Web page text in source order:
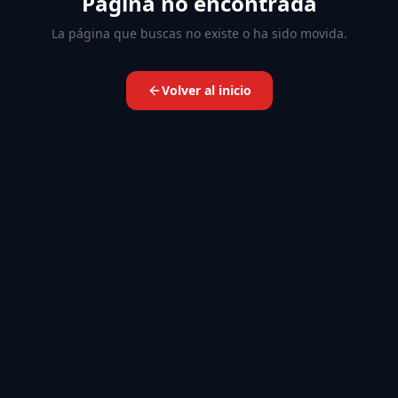
La página que buscas no existe o ha sido movida.
Volver al inicio